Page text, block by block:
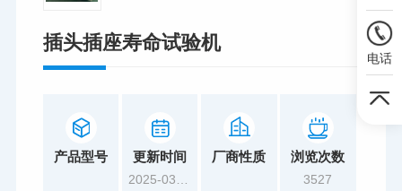
插头插座寿命试验机
产品型号 更新时间 厂商性质 浏览次数
3527
电话